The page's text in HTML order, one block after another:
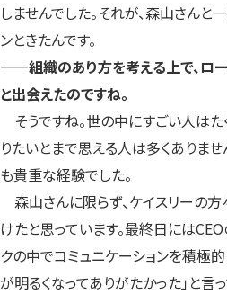
しませんでした。それが、森山さんと
ンときたんです。
——組織のあり方を考える上で、ロ
と出会えたのですね。
そうですね。世の中にすごい人はた
りたいとまで思える人は多くありませ
も貴重な経験でした。
森山さんに限らず、ケイスリーの
けたと思っています。最終日には
クの中でコミュニケーションを積極
が明るくなってありがたかった」と言